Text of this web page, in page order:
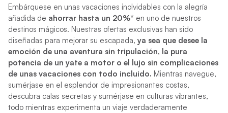
Embárquese en unas vacaciones inolvidables con la alegría
añadida de ahorrar hasta un 20%* en uno de nuestros
destinos mágicos. Nuestras ofertas exclusivas han sido
diseñadas para mejorar su escapada, ya sea que desee la
emoción de una aventura sin tripulación, la pura
potencia de un yate a motor o el lujo sin complicaciones
de unas vacaciones con todo incluido. Mientras navegue,
sumérjase en el esplendor de impresionantes costas,
descubra calas secretas y sumérjase en culturas vibrantes,
todo mientras experimenta un viaje verdaderamente